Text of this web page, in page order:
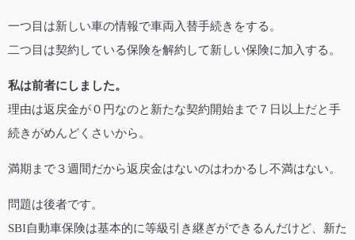
一つ目は新しい車の情報で車両入替手続きをする。
二つ目は契約している保険を解約して新しい保険に加入する。
私は前者にしました。
理由は返戻金が０円なのと新たな契約開始まで７日以上だと手
続きがめんどくさいから。
満期まで３週間だから返戻金はないのはわかるし不満はない。
問題は後者です。
SBI自動車保険は基本的に等級引き継ぎができるんだけど、新た